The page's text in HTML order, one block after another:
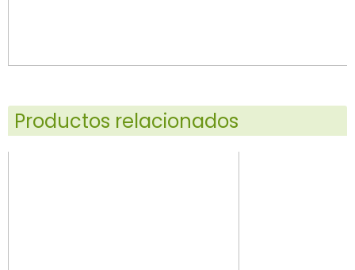
Productos relacionados